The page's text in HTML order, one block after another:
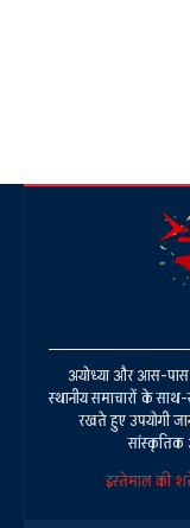
अयोध्या और आस-पास
स्थानीय समाचारों के
रखते हुए उपयोगी
सांस्कृतिक
इस्तेमाल की